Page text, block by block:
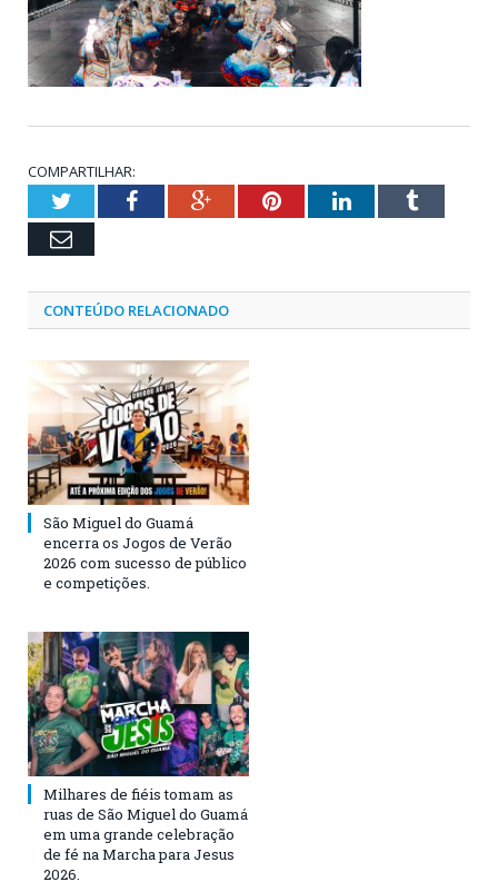
COMPARTILHAR:
TwitterFacebookGoogle+PinterestLinkedInTumblr
Email
CONTEÚDO RELACIONADO
São Miguel do Guamá
encerra os Jogos de Verão
2026 com sucesso de público
e competições.
Milhares de fiéis tomam as
ruas de São Miguel do Guamá
em uma grande celebração
de fé na Marcha para Jesus
2026.